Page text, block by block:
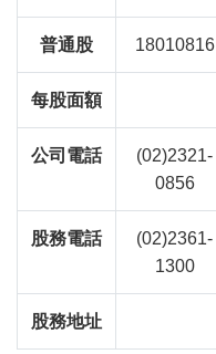
普通股 18010816
每股面額
公司電話
(02)2321-
0856
股務電話
(02)2361-
1300
股務地址